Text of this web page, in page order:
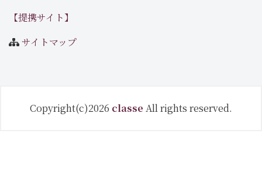
【提携サイト】
サイトマップ
Copyright(c)2026 classe All rights reserved.